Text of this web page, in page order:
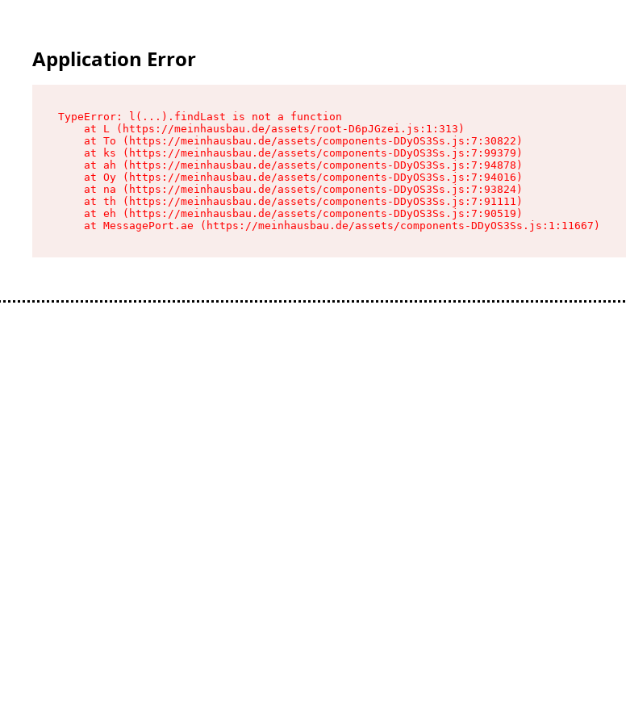
Application Error
TypeError: l(...).findLast is not a function
    at L (https://meinhausbau.de/assets/root-D6pJGzei.js:1:313)
    at To (https://meinhausbau.de/assets/components-DDyOS3Ss.js:7:30822)
    at ks (https://meinhausbau.de/assets/components-DDyOS3Ss.js:7:99379)
    at ah (https://meinhausbau.de/assets/components-DDyOS3Ss.js:7:94878)
    at Oy (https://meinhausbau.de/assets/components-DDyOS3Ss.js:7:94016)
    at na (https://meinhausbau.de/assets/components-DDyOS3Ss.js:7:93824)
    at th (https://meinhausbau.de/assets/components-DDyOS3Ss.js:7:91111)
    at eh (https://meinhausbau.de/assets/components-DDyOS3Ss.js:7:90519)
    at MessagePort.ae (https://meinhausbau.de/assets/components-DDyOS3Ss.js:1:11667)